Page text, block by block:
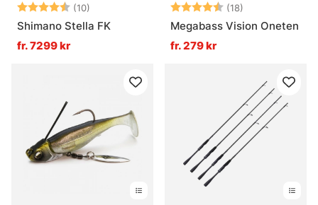
Betyg: (10)
4.6 utav 5 stjärnor
Shimano Stella FK
fr. 7299 kr
Betyg: (18)
Megabass Vision Oneten
fr. 279 kr